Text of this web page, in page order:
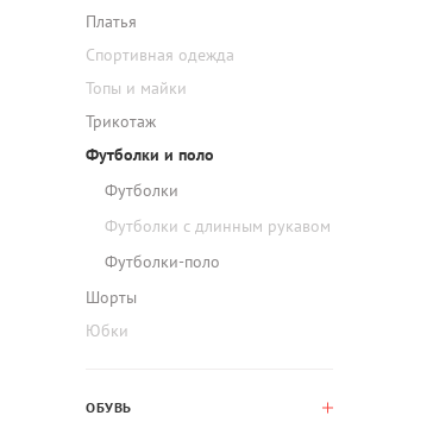
Платья
Спортивная одежда
Топы и майки
Трикотаж
Футболки и поло
Футболки
Футболки с длинным рукавом
Футболки-поло
Шорты
Юбки
ОБУВЬ